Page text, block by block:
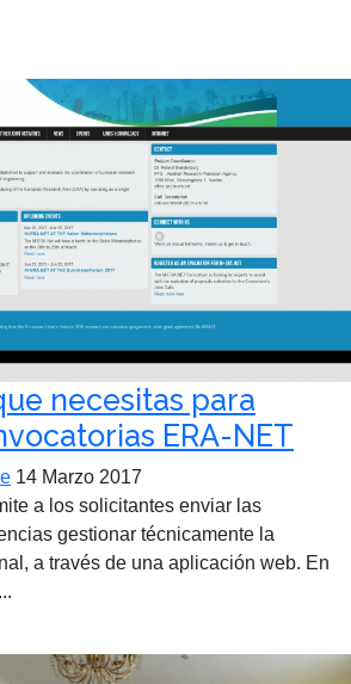
necesitas para
ERA-NET
14 Marzo 2017
a los solicitantes enviar las
gestionar técnicamente la
a través de una aplicación web. En